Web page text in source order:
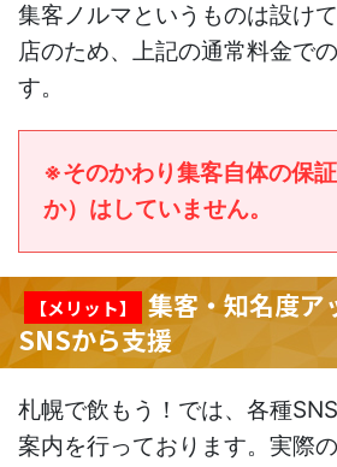
集客ノルマというものは設け
店のため、上記の通常料金で
す。
※そのかわり集客自体の保
か）はしていません。
【メリット】
集客・知名度ア
SNSから支援
札幌で飲もう！では、各種
案内を行っております。実際